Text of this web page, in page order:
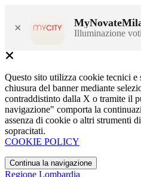
× Illuminazione
Questo sito utilizza cookie tecnici
chiusura del banner mediante
contraddistinto dalla X o tramite il
navigazione" comporta la
assenza di cookie o altri strumenti
sopracitati.
COOKIE POLICY
Continua la navigazione
Regione Lombardia